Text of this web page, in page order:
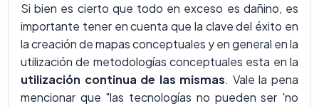
Si bien es cierto que todo en exceso es dañino, es
importante tener en cuenta que la clave del éxito en
la creación de mapas conceptuales y en general en la
utilización de metodologías conceptuales esta en la
utilización continua de las mismas. Vale la pena
mencionar que "las tecnologías no pueden ser 'no